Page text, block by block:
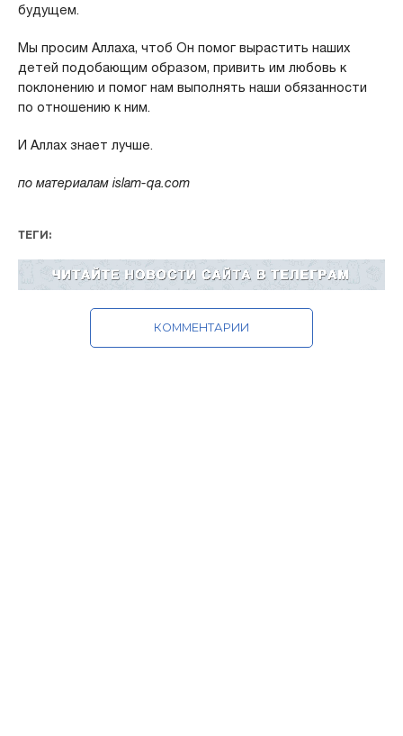
будущем.
Мы просим Аллаха, чтоб Он помог вырастить наших
детей подобающим образом, привить им любовь к
поклонению и помог нам выполнять наши обязанности
по отношению к ним.
И Аллах знает лучше.
по материалам islam-qa.com
ТЕГИ:
КОММЕНТАРИИ